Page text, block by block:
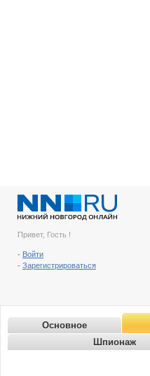
Привет, Гость !
- Войти
- Зарегистрироваться
Основное
Шпионаж